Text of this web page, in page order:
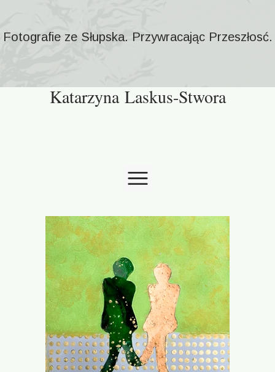
Fotografie ze Słupska. Przywracając Przeszłosć.
Katarzyna Laskus-Stwora